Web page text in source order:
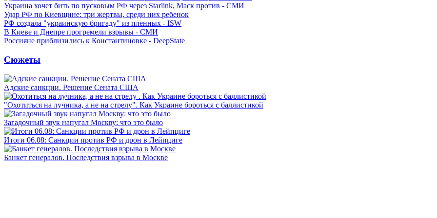
Украина хочет бить по пусковым РФ через Starlink, Маск против - СМИ
Удар РФ по Киевщине: три жертвы, среди них ребенок
РФ создала "украинскую бригаду" из пленных - ISW
В Киеве и Днепре прогремели взрывы - СМИ
Россияне приблизились к Константиновке - DeepState
Сюжеты
Адские санкции. Решение Сената США
"Охотиться на лучника, а не на стрелу". Как Украине бороться с баллистикой
Загадочный звук напугал Москву: что это было
Итоги 06.08: Санкции против РФ и дрон в Лейпциге
Банкет генералов. Последствия взрыва в Москве